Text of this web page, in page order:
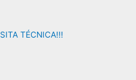
TÉCNICA!!!